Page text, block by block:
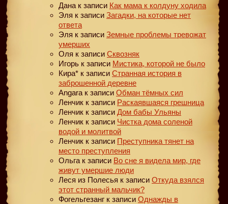
Дана к записи Как мама к колдуну ходила
Эля к записи Загадки, на которые нет
ответа
Эля к записи Земные проблемы тревожат
умерших
Оля к записи Сквозняк
Игорь к записи Мистика, которой не было
Кира* к записи Странная история в
заброшенной деревне
Angara к записи Обман тёмных сил
Ленчик к записи Раскаявшаяся грешница
Ленчик к записи Дом бабы Ульяны
Ленчик к записи Чистка дома соленой
водой и молитвой
Ленчик к записи Преступника тянет на
место преступления
Ольга к записи Во сне я видела мир, где
живут умершие люди
Леся из Полесья к записи Откуда взялся
этот странный мальчик?
Фогельгезанг к записи Однажды в